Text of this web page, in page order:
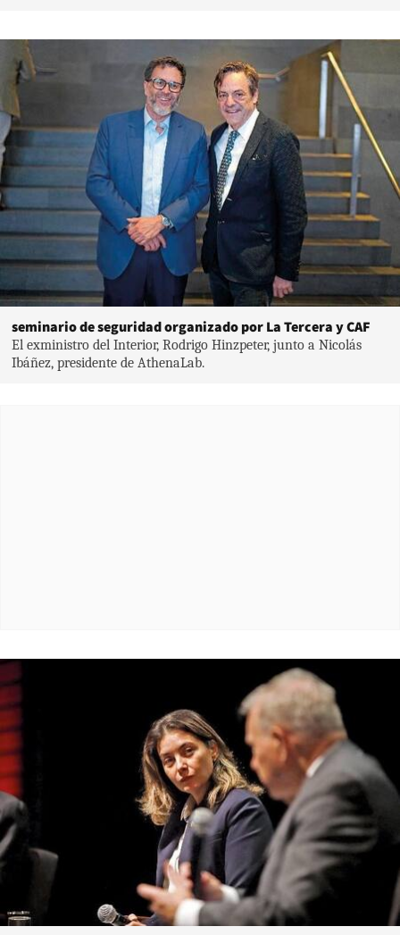
seminario de seguridad organizado por La Tercera y CAF
El exministro del Interior, Rodrigo Hinzpeter, junto a Nicolás
Ibáñez, presidente de AthenaLab.